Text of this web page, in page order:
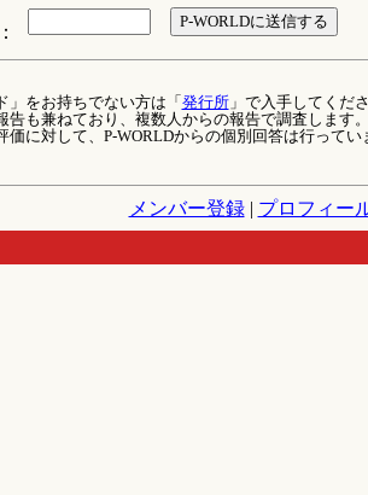
」をお持ちでない方は「 発行所」で入手してくだ
告も兼ねており、複数人からの報告で調査します
価に対して、P-WORLDからの個別回答は行ってい
メンバー登録| プロフィー